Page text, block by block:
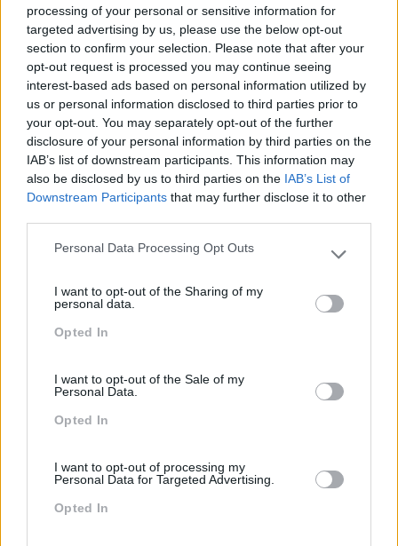
processing of your personal or sensitive information for
targeted advertising by us, please use the below opt-out
section to confirm your selection. Please note that after your
opt-out request is processed you may continue seeing
interest-based ads based on personal information utilized by
us or personal information disclosed to third parties prior to
your opt-out. You may separately opt-out of the further
disclosure of your personal information by third parties on the
IAB’s list of downstream participants. This information may
also be disclosed by us to third parties on the IAB’s List of
Downstream Participants that may further disclose it to other
Please note that this website/app uses one or more Google
not limited to your visit or usage behaviour. You may click to
grant or deny consent to Google and its third-party tags to
use your data for below specified purposes in below Google
Personal Data Processing Opt Outs
I want to opt-out of the Sharing of my
personal data.
Opted In
I want to opt-out of the Sale of my
Personal Data.
Opted In
I want to opt-out of processing my
Personal Data for Targeted Advertising.
Opted In
Cultura Emocional Da
Com A Saúde Mental E A
Fazer Viver Os Valores Da
Organização Em Todas
As Gerações
Pesquisa
Categorias Blog